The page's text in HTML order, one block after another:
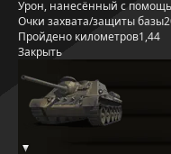
Урон, нанесённый с
Очки захвата/защиты базы
Пройдено километров1,44
Закрыть